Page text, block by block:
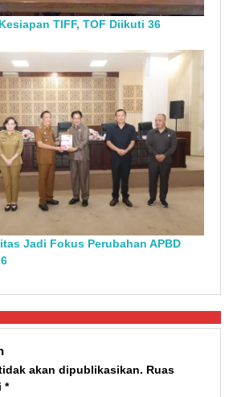
TIFF, TOF Diikuti 36
Jadi Fokus Perubahan APBD
akan dipublikasikan. Ruas
*